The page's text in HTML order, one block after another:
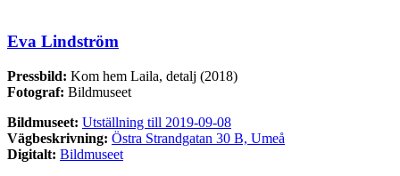
Eva Lindström
Pressbild: Kom hem Laila, detalj (2018)
Fotograf: Bildmuseet
Bildmuseet: Utställning till 2019-09-08
Vägbeskrivning: Östra Strandgatan 30 B, Umeå
Digitalt: Bildmuseet